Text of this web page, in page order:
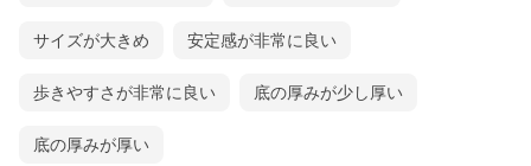
サイズが大きめ 安定感が非常に良い
歩きやすさが非常に良い 底の厚みが少し厚い
底の厚みが厚い